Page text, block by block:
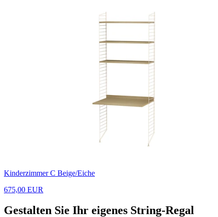
Kinderzimmer C Beige/Eiche
675,00 EUR
Gestalten Sie Ihr eigenes String-Regal